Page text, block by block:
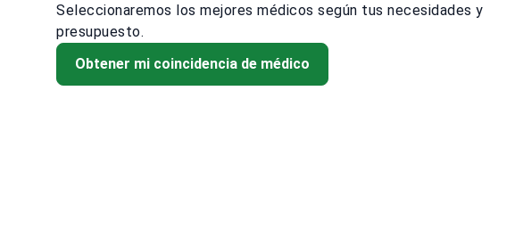
Seleccionaremos los mejores médicos según tus necesidades y
presupuesto.
Obtener mi coincidencia de médico